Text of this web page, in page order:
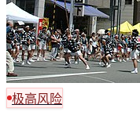
极高风险